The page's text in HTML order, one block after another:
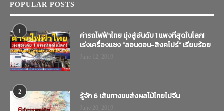
POPULAR POSTS
1
ค่ารถไฟฟ้าไทย มุ่งสู่อันดับ 1 แพงที่สุดในโลก!
เร่งเครื่องแซง “ลอนดอน-สิงคโปร์” เรียบร้อย
2 รู้จัก 6 เส้นทางขนส่งผลไม้ไทยไปจีน